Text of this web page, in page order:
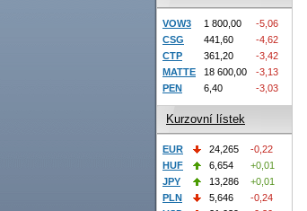
VOW3 1 800,00
-5,06
CSG
441,60
-4,62
CTP
361,20
-3,42
MATTE
18 600,00
-3,13
PEN
6,40 -3,03
Kurzovní lístek
EUR 24,265
-0,22
HUF
6,654
+0,01
JPY
13,286
+0,01
PLN
5,646
-0,24